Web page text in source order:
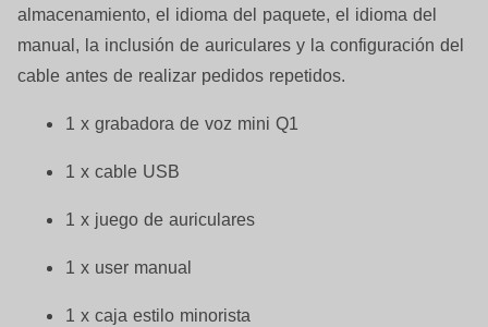
almacenamiento, el idioma del paquete, el idioma del
manual, la inclusión de auriculares y la configuración del
cable antes de realizar pedidos repetidos.
1 x grabadora de voz mini Q1
1 x cable USB
1 x juego de auriculares
1 x user manual
1 x caja estilo minorista